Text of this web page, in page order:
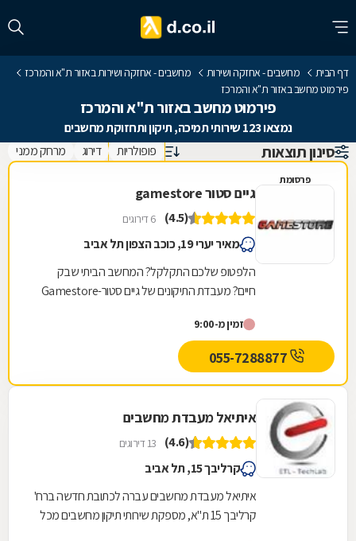
דף הבית מחשבים - אחזקה ושירות
מחשבים - אחזקה ושירות באזור ת"א והמרכז
פירמוט מחשב באזור ת"א והמרכז
פירמוט מחשב באזור ת"א והמרכז
נמצאו 123 שירותי תמיכה, תיקון ותחזוקת מחשבים
סינון תוצאות פופולריות דירוג מרחק ממני
פרסומת
גיים סטור gamestore
(4.5) 6 דירוגים
מאיר יערי 19, כוכב הצפון תל אביב
הלפטופ שלכם התקלקל? המחשב הביתי שבק
חיים? מעבדת התיקונים של גיים סטור-Gamestore
חנויות מחשבים...
זמין מ-9:00
איתיאל מעבדת מחשבים
(4.6) 13 דירוגים
קרליבך 15, תל אביב
איתיאל מעבדת מחשבים עברה לכתובת חדשה ברח'
קרליבך 15 ת"א, מספקת שירותי תיקון מחשבים מכל